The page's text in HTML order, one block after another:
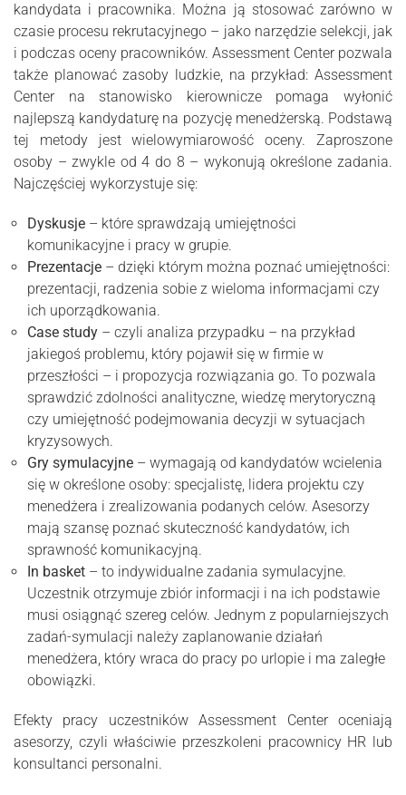
kandydata i pracownika. Można ją stosować zarówno w
czasie procesu rekrutacyjnego – jako narzędzie selekcji, jak
i podczas oceny pracowników. Assessment Center pozwala
także planować zasoby ludzkie, na przykład: Assessment
Center na stanowisko kierownicze pomaga wyłonić
najlepszą kandydaturę na pozycję menedżerską. Podstawą
tej metody jest wielowymiarowość oceny. Zaproszone
osoby – zwykle od 4 do 8 – wykonują określone zadania.
Najczęściej wykorzystuje się:
Dyskusje – które sprawdzają umiejętności
komunikacyjne i pracy w grupie.
Prezentacje – dzięki którym można poznać umiejętności:
prezentacji, radzenia sobie z wieloma informacjami czy
ich uporządkowania.
Case study – czyli analiza przypadku – na przykład
jakiegoś problemu, który pojawił się w firmie w
przeszłości – i propozycja rozwiązania go. To pozwala
sprawdzić zdolności analityczne, wiedzę merytoryczną
czy umiejętność podejmowania decyzji w sytuacjach
kryzysowych.
Gry symulacyjne – wymagają od kandydatów wcielenia
się w określone osoby: specjalistę, lidera projektu czy
menedżera i zrealizowania podanych celów. Asesorzy
mają szansę poznać skuteczność kandydatów, ich
sprawność komunikacyjną.
In basket – to indywidualne zadania symulacyjne.
Uczestnik otrzymuje zbiór informacji i na ich podstawie
musi osiągnąć szereg celów. Jednym z popularniejszych
zadań-symulacji należy zaplanowanie działań
menedżera, który wraca do pracy po urlopie i ma zaległe
obowiązki.
Efekty pracy uczestników Assessment Center oceniają
asesorzy, czyli właściwie przeszkoleni pracownicy HR lub
konsultanci personalni.